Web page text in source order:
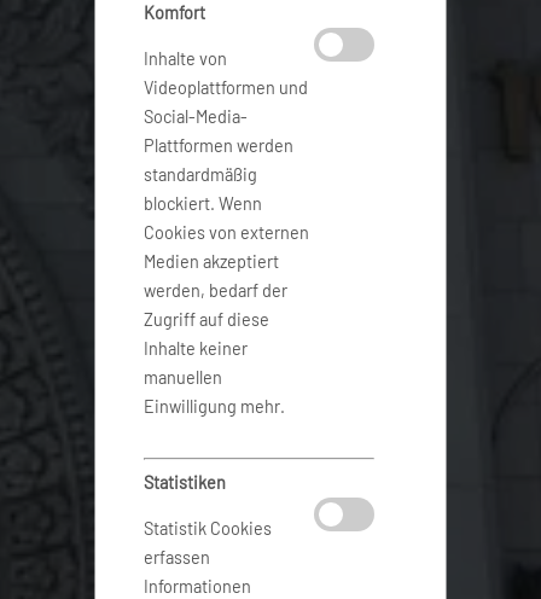
Komfort
Inhalte von
Videoplattformen und
Social-Media-
Plattformen werden
standardmäßig
blockiert. Wenn
Cookies von externen
Medien akzeptiert
werden, bedarf der
Zugriff auf diese
Inhalte keiner
manuellen
Einwilligung mehr.
Statistiken
Statistik Cookies
erfassen
Informationen